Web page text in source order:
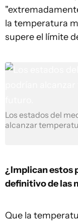
la temperatura
supere el límite
Los estados del
alcanzar
¿Implican estos
definitivo de las
Que la